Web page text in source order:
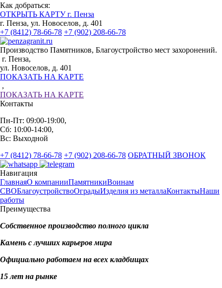
Как добраться:
ОТКРЫТЬ КАРТУ г. Пенза
г. Пенза, ул. Новоселов, д. 401
+7 (8412) 78-66-78 +7 (902) 208-66-78
Производство Памятников, Благоустройство мест захоронений.
г. Пенза,
ул. Новоселов, д. 401
ПОКАЗАТЬ НА КАРТЕ
,
ПОКАЗАТЬ НА КАРТЕ
Контакты
Пн-Пт: 09:00-19:00,
Сб: 10:00-14:00,
Вс: Выходной
+7 (8412) 78-66-78 +7 (902) 208-66-78 ОБРАТНЫЙ ЗВОНОК
Навигация
ГлавнаяО компанииПамятникиВоинам
СВОБлагоустройствоОградыИзделия из металлаКонтактыНаши
работы
Преимущества
Собственное производство полного цикла
Камень с лучших карьеров мира
Официально работаем на всех кладбищах
15 лет на рынке